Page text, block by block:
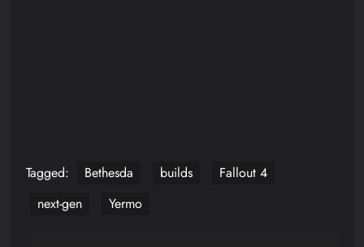
Tagged: Bethesda builds
Fallout 4
next-gen
Yermo